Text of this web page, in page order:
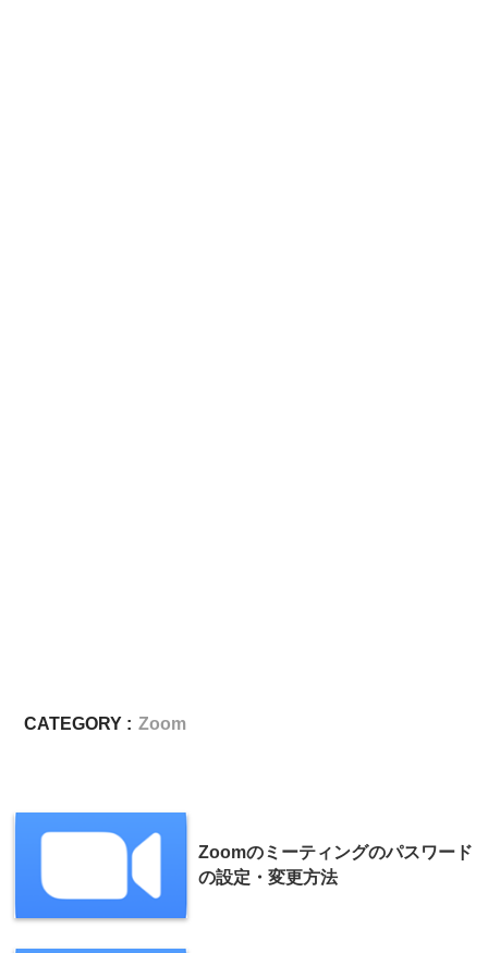
CATEGORY : Zoom
Zoomのミーティングのパスワード
の設定・変更方法